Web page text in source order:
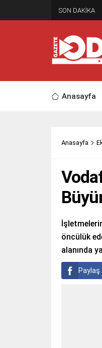
SON DAKİKA
Anasayfa
Anasayfa
öncülük
alanında
Paylaş